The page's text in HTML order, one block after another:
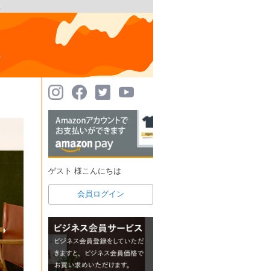
ゲスト 様こんにちは
会員ログイン